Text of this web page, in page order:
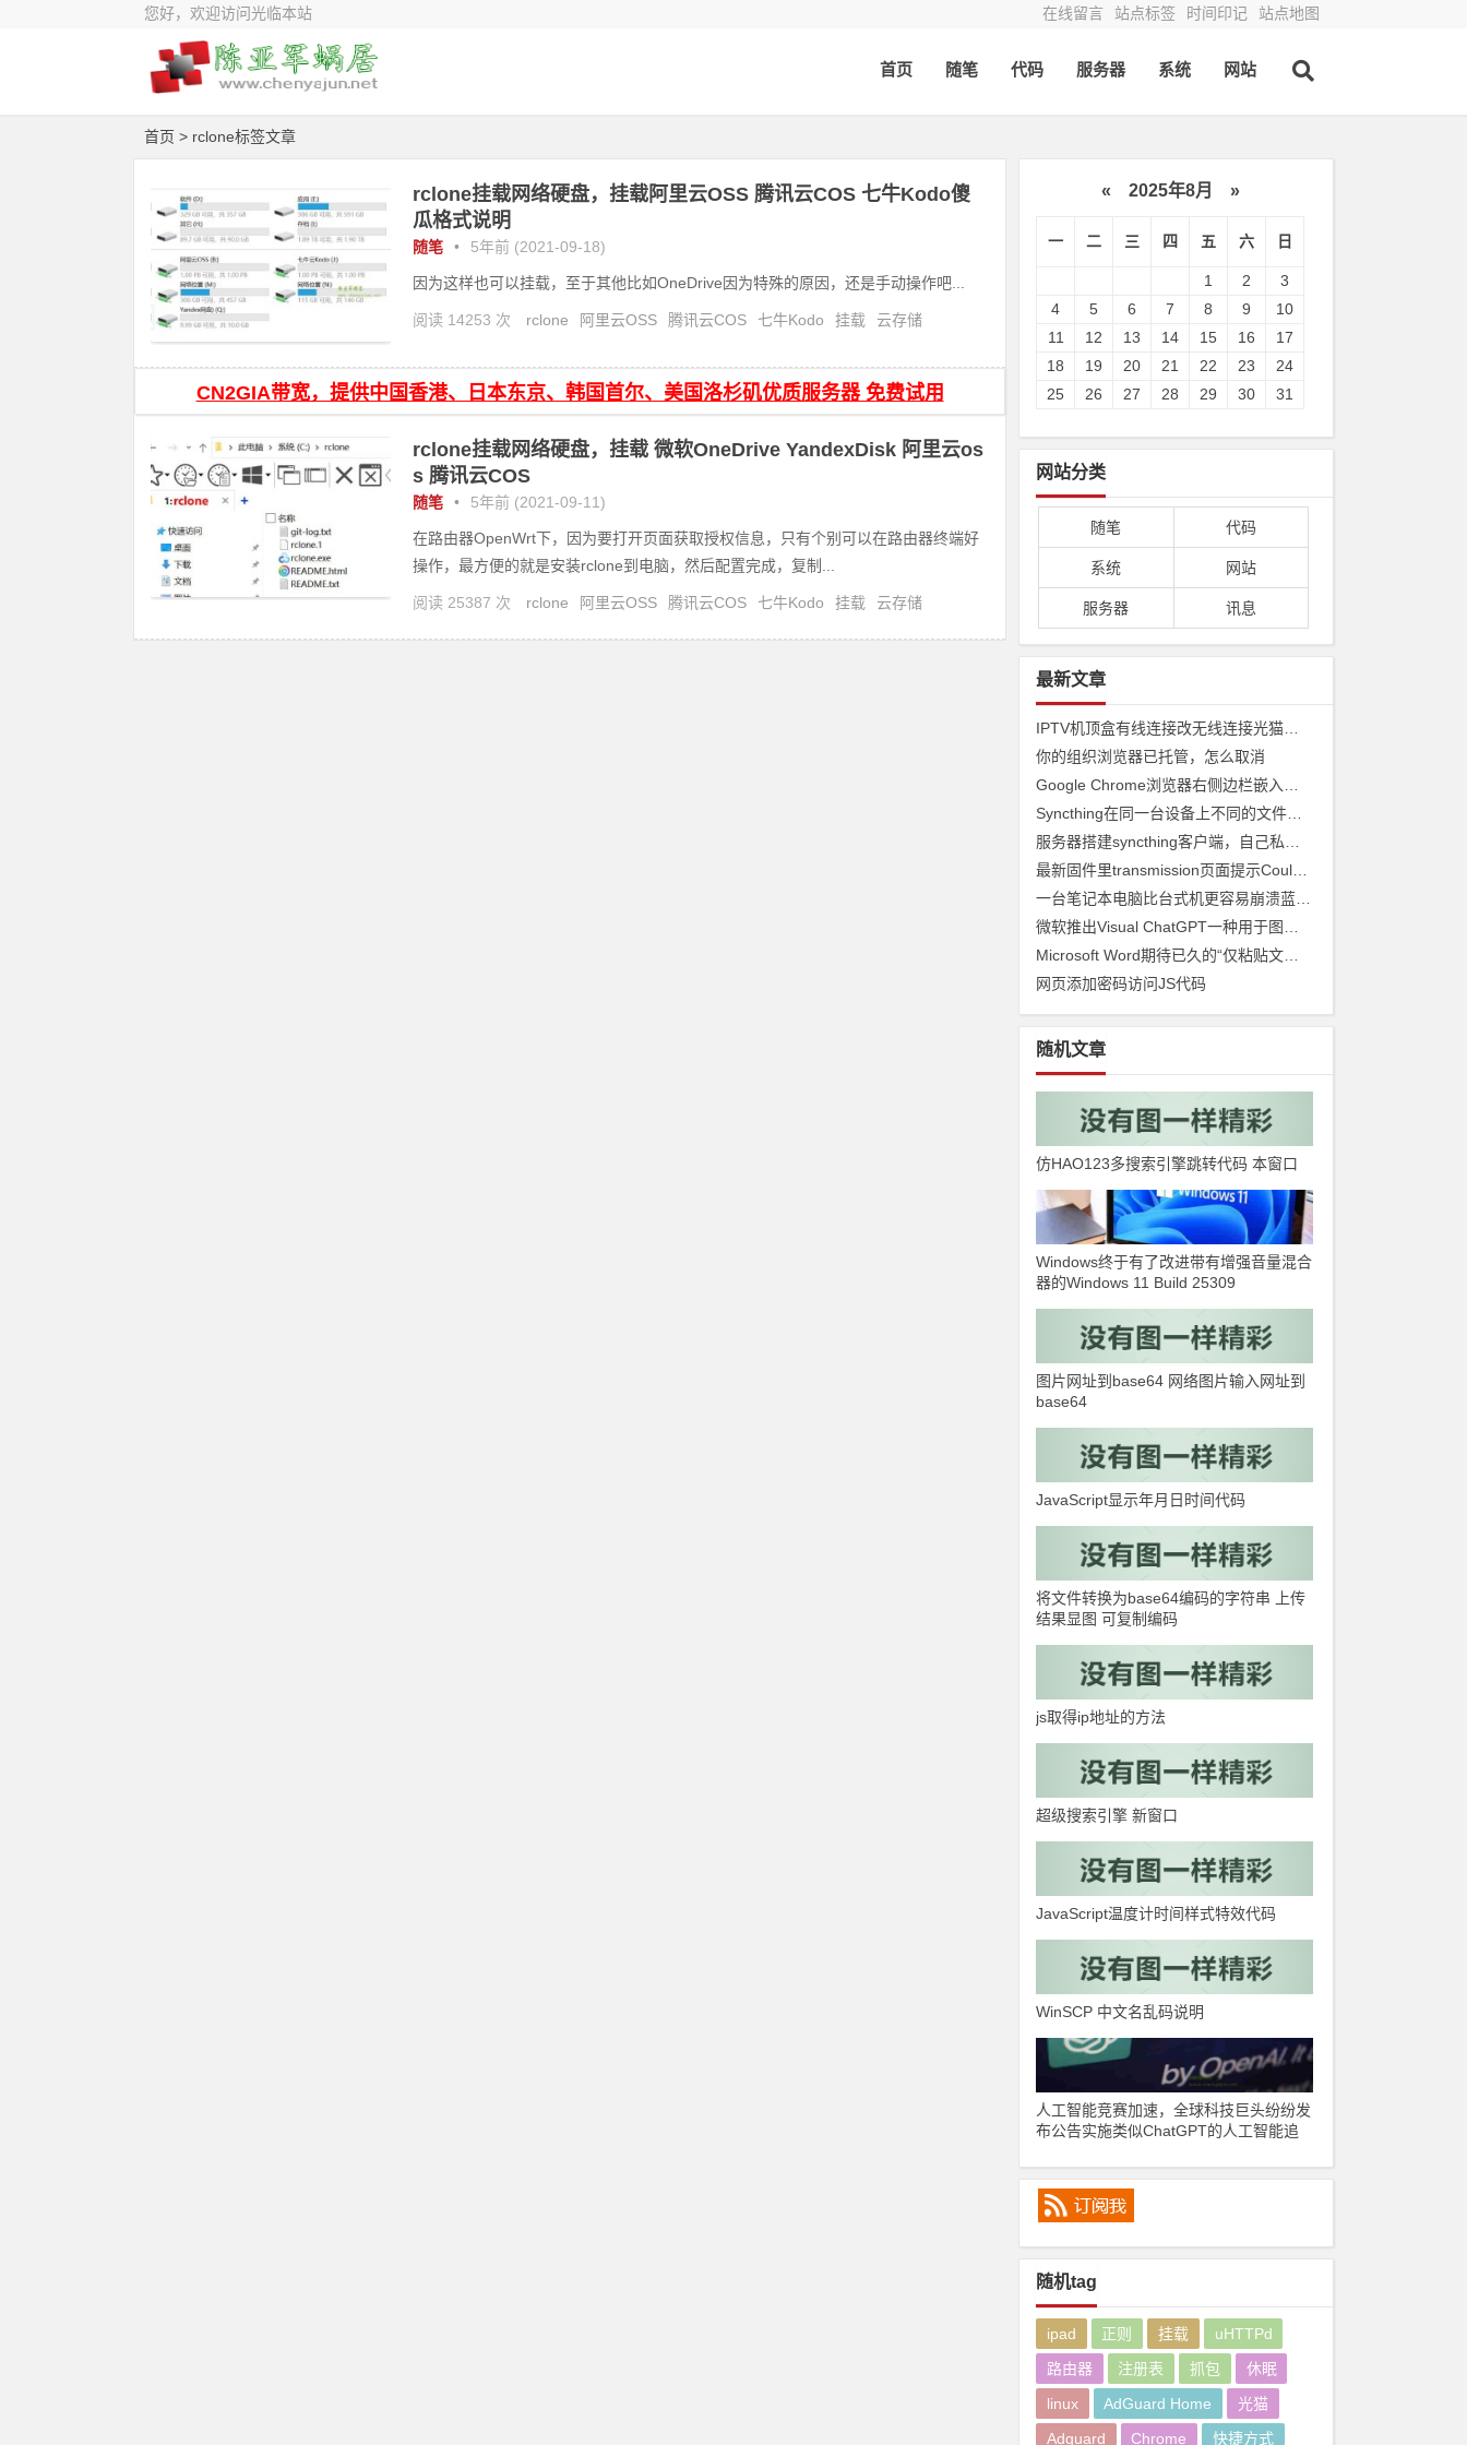
您好，欢迎访问光临本站 在线留言 站点标签 时间印记 站点地图
首页 随笔 代码 服务器 系统 网站
首页 > rclone标签文章
rclone挂载网络硬盘，挂载阿里云OSS 腾讯云COS 七牛Kodo傻
瓜格式说明
随笔 • 5年前 (2021-09-18)
因为这样也可以挂载，至于其他比如OneDrive因为特殊的原因，还是手动操作吧...
阅读 14253 次 rclone 阿里云OSS 腾讯云COS 七牛Kodo 挂载 云存储
CN2GIA带宽，提供中国香港、日本东京、韩国首尔、美国洛杉矶优质服务器 免费试用
rclone挂载网络硬盘，挂载 微软OneDrive YandexDisk 阿里云os
s 腾讯云COS
随笔 • 5年前 (2021-09-11)
在路由器OpenWrt下，因为要打开页面获取授权信息，只有个别可以在路由器终端好
操作，最方便的就是安装rclone到电脑，然后配置完成，复制...
阅读 25387 次 rclone 阿里云OSS 腾讯云COS 七牛Kodo 挂载 云存储
« 2025年8月 »
一 二 三 四 五 六 日
1 2
3
4
5 6 7 8 9
10
11
12 13 14 15 16
17
18
19 20 21 22 23
24
25
26 27 28 29 30 31
网站分类
随笔 代码
系统 网站
服务器 讯息
最新文章
你的组织浏览器已托管，怎么取消
网页添加密码访问JS代码
随机文章
仿HAO123多搜索引擎跳转代码 本窗口
Windows终于有了改进带有增强音量混合
器的Windows 11 Build 25309
图片网址到base64 网络图片输入网址到
base64
JavaScript显示年月日时间代码
将文件转换为base64编码的字符串 上传
结果显图 可复制编码
js取得ip地址的方法
超级搜索引擎 新窗口
JavaScript温度计时间样式特效代码
WinSCP 中文名乱码说明
人工智能竞赛加速，全球科技巨头纷纷发
布公告实施类似ChatGPT的人工智能追
随机tag
ipad 正则 挂载
uHTTPd
路由器
注册表 抓包
休眠
linux
AdGuard Home
光猫
Adguard
Chrome 快捷方式